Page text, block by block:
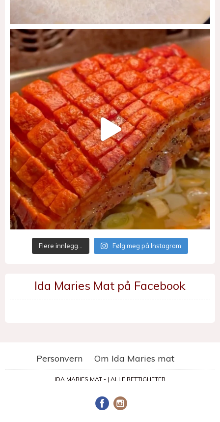
Flere innlegg… Følg meg på Instagram
Ida Maries Mat på Facebook
Personvern Om Ida Maries mat
IDA MARIES MAT - | ALLE RETTIGHETER